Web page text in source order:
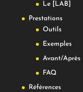
Le [LAB]
Prestations
Outils
Exemples
Avant/Après
FAQ
Références